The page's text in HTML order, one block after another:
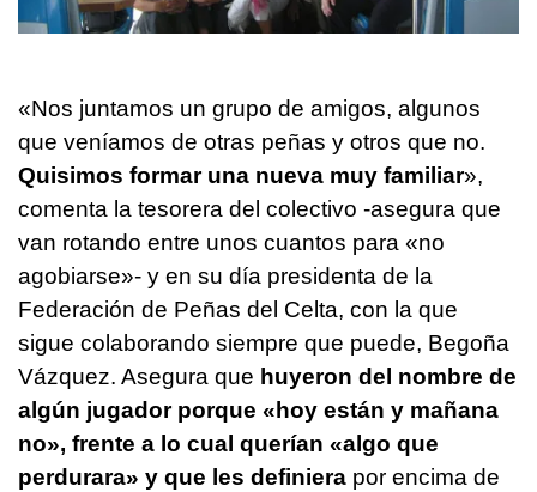
«Nos juntamos un grupo de amigos, algunos
que veníamos de otras peñas y otros que no.
Quisimos formar una nueva muy familiar»,
comenta la tesorera del colectivo -asegura que
van rotando entre unos cuantos para «no
agobiarse»- y en su día presidenta de la
Federación de Peñas del Celta, con la que
sigue colaborando siempre que puede, Begoña
Vázquez. Asegura que huyeron del nombre de
algún jugador porque «hoy están y mañana
no», frente a lo cual querían «algo que
perdurara» y que les definiera por encima de